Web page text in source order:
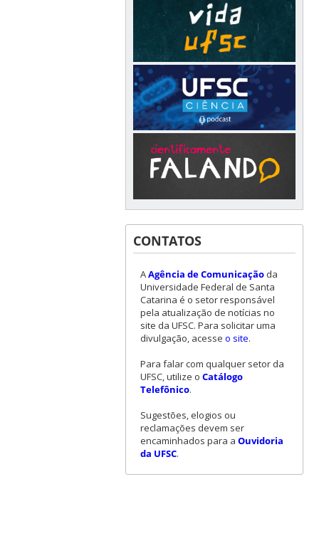
CONTATOS
AAgência de Comunicaçãoda
Universidade Federal de Santa
Catarina é o setor responsável
pela atualização de notícias no
site da UFSC. Para solicitar uma
divulgação, acesse o site.
Para falar com qualquer setor da
UFSC, utilize o Catálogo
Telefônico.
Sugestões, elogios ou
reclamações devem ser
encaminhados para a Ouvidoria
da UFSC.